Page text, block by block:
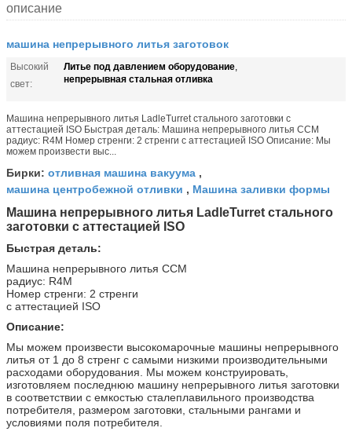
описание
машина непрерывного литья заготовок
Высокий
свет:
Литье под давлением оборудование,
непрерывная стальная отливка
Машина непрерывного литья LadleTurret стального заготовки с
аттестацией ISO Быстрая деталь: Машина непрерывного литья CCM
радиус: R4M Номер стренги: 2 стренги с аттестацией ISO Описание: Мы
можем произвести выс...
Бирки: отливная машина вакуума ,
машина центробежной отливки , Машина заливки формы
Машина непрерывного литья LadleTurret стального
заготовки с аттестацией ISO
Быстрая деталь:
Машина непрерывного литья CCM
радиус: R4M
Номер стренги: 2 стренги
с аттестацией ISO
Описание:
Мы можем произвести высокомарочные машины непрерывного
литья от 1 до 8 стренг с самыми низкими производительными
расходами оборудования. Мы можем конструировать,
изготовляем последнюю машину непрерывного литья заготовки
в соответствии с емкостью сталеплавильного производства
потребителя, размером заготовки, стальными рангами и
условиями поля потребителя.